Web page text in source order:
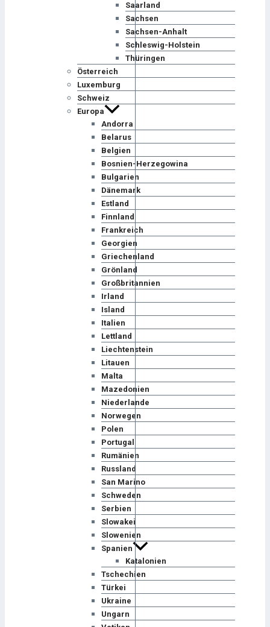
Saarland
Sachsen
Sachsen-Anhalt
Schleswig-Holstein
Thüringen
Österreich
Luxemburg
Schweiz
Europa
Andorra
Belarus
Belgien
Bosnien-Herzegowina
Bulgarien
Dänemark
Estland
Finnland
Frankreich
Georgien
Griechenland
Grönland
Großbritannien
Irland
Island
Italien
Lettland
Liechtenstein
Litauen
Malta
Mazedonien
Niederlande
Norwegen
Polen
Portugal
Rumänien
Russland
San Marino
Schweden
Serbien
Slowakei
Slowenien
Spanien
Katalonien
Tschechien
Türkei
Ukraine
Ungarn